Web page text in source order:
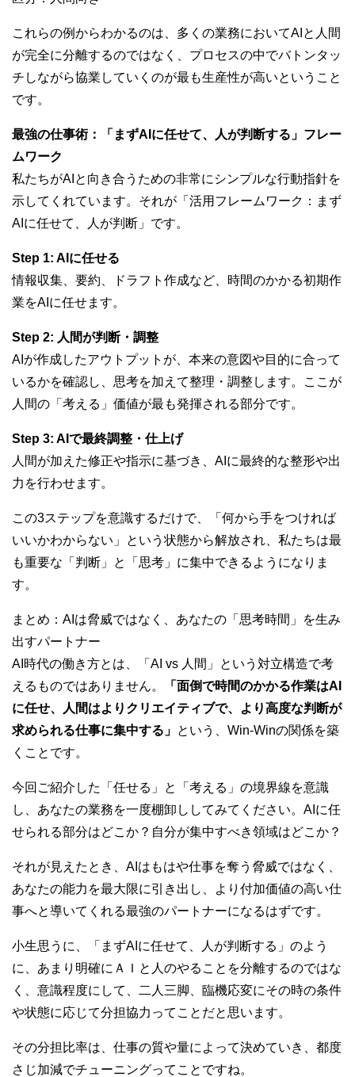
これらの例からわかるのは、多くの業務においてAIと人間
が完全に分離するのではなく、プロセスの中でバトンタッ
チしながら協業していくのが最も生産性が高いということ
です。
最強の仕事術：「まずAIに任せて、人が判断する」フレー
ムワーク
私たちがAIと向き合うための非常にシンプルな行動指針を
示してくれています。それが「活用フレームワーク：まず
AIに任せて、人が判断」です。
Step 1: AIに任せる
情報収集、要約、ドラフト作成など、時間のかかる初期作
業をAIに任せます。
Step 2: 人間が判断・調整
AIが作成したアウトプットが、本来の意図や目的に合って
いるかを確認し、思考を加えて整理・調整します。ここが
人間の「考える」価値が最も発揮される部分です。
Step 3: AIで最終調整・仕上げ
人間が加えた修正や指示に基づき、AIに最終的な整形や出
力を行わせます。
この3ステップを意識するだけで、「何から手をつければ
いいかわからない」という状態から解放され、私たちは最
も重要な「判断」と「思考」に集中できるようになりま
す。
まとめ：AIは脅威ではなく、あなたの「思考時間」を生み
出すパートナー
AI時代の働き方とは、「AI vs 人間」という対立構造で考
えるものではありません。
「面倒で時間のかかる作業はAI
に任せ、人間はよりクリエイティブで、より高度な判断が
求められる仕事に集中する」 という、Win-Winの関係を築
くことです。
今回ご紹介した「任せる」と「考える」の境界線を意識
し、あなたの業務を一度棚卸ししてみてください。AIに任
せられる部分はどこか？自分が集中すべき領域はどこか？
それが見えたとき、AIはもはや仕事を奪う脅威ではなく、
あなたの能力を最大限に引き出し、より付加価値の高い仕
事へと導いてくれる最強のパートナーになるはずです。
小生思うに、「まずAIに任せて、人が判断する」のよう
に、あまり明確にＡＩと人のやることを分離するのではな
く、意識程度にして、二人三脚、臨機応変にその時の条件
や状態に応じて分担協力ってことだと思います。
その分担比率は、仕事の質や量によって決めていき、都度
さじ加減でチューニングってことですね。